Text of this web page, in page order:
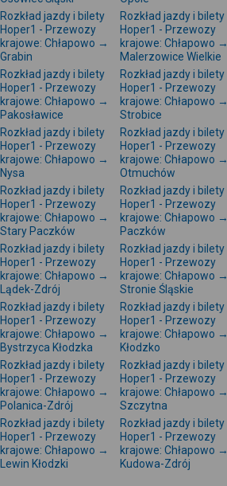
Rozkład jazdy i bilety
Hoper1 - Przewozy
krajowe: Chłapowo →
Grabin
Rozkład jazdy i bilety
Hoper1 - Przewozy
krajowe: Chłapowo →
Malerzowice Wielkie
Rozkład jazdy i bilety
Hoper1 - Przewozy
krajowe: Chłapowo →
Pakosławice
Rozkład jazdy i bilety
Hoper1 - Przewozy
krajowe: Chłapowo →
Strobice
Rozkład jazdy i bilety
Hoper1 - Przewozy
krajowe: Chłapowo →
Nysa
Rozkład jazdy i bilety
Hoper1 - Przewozy
krajowe: Chłapowo →
Otmuchów
Rozkład jazdy i bilety
Hoper1 - Przewozy
krajowe: Chłapowo →
Stary Paczków
Rozkład jazdy i bilety
Hoper1 - Przewozy
krajowe: Chłapowo →
Paczków
Rozkład jazdy i bilety
Hoper1 - Przewozy
krajowe: Chłapowo →
Lądek-Zdrój
Rozkład jazdy i bilety
Hoper1 - Przewozy
krajowe: Chłapowo →
Stronie Śląskie
Rozkład jazdy i bilety
Hoper1 - Przewozy
krajowe: Chłapowo →
Bystrzyca Kłodzka
Rozkład jazdy i bilety
Hoper1 - Przewozy
krajowe: Chłapowo →
Kłodzko
Rozkład jazdy i bilety
Hoper1 - Przewozy
krajowe: Chłapowo →
Polanica-Zdrój
Rozkład jazdy i bilety
Hoper1 - Przewozy
krajowe: Chłapowo →
Szczytna
Rozkład jazdy i bilety
Hoper1 - Przewozy
krajowe: Chłapowo →
Lewin Kłodzki
Rozkład jazdy i bilety
Hoper1 - Przewozy
krajowe: Chłapowo →
Kudowa-Zdrój